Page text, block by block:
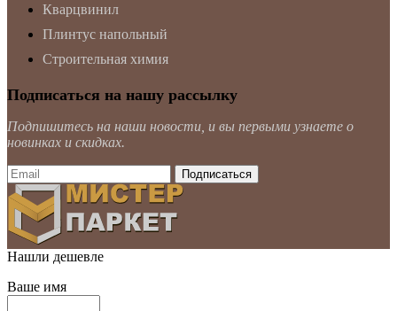
Кварцвинил
Плинтус напольный
Строительная химия
Подписаться на нашу рассылку
Подпишитесь на наши новости, и вы первыми узнаете о
новинках и скидках.
Нашли дешевле
Ваше имя